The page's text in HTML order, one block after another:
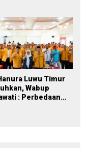
Luwu Timur
Wabup
: Perbedaan